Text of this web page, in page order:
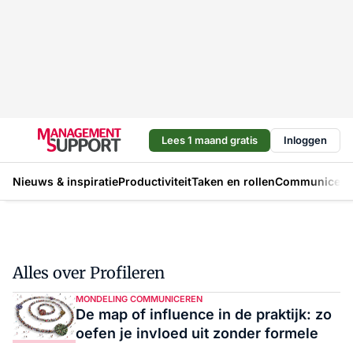
Lees 1 maand gratis Inloggen
Nieuws & inspiratieProductiviteitTaken en rollen
Alles over Profileren
MONDELING COMMUNICEREN
De map of influence in de praktijk: zo
oefen je invloed uit zonder formele